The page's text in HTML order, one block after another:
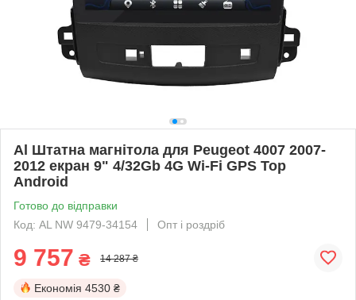
Al Штатна магнітола для Peugeot 4007 2007-
2012 екран 9" 4/32Gb 4G Wi-Fi GPS Top
Android
Готово до відправки
Код: AL NW 9479-34154
Опт і роздріб
9 757 ₴ 14 287 ₴
Економія 4530 ₴